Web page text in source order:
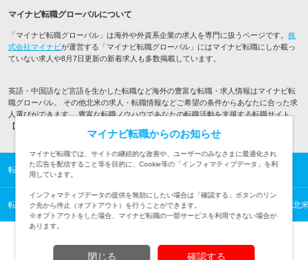
マイナビ転職グローバルについて
「マイナビ転職グローバル」は海外や外資系企業の求人を専門に扱うページです。 株
式会社マイナビが運営する「マイナビ転職グローバル」にはマイナビ転職にしか載っ
ていない求人や8月7日更新の新着求人も多数掲載しています。
英語・中国語など言語を生かした転職など海外の豊富な転職・求人情報はマイナビ転
職グローバル。 その他北米の求人・転職情報などご希望の条件からあなたに合った求
人選びができます。 豊富な転職ノウハウであなたの転職活動を支援する転職サイト
【マイナビ転職】
転職TOP 海外の転職・求人情報TOP その他北米の転職・求人一覧
転職TOP 海外の転職・求人情報TOP 北米の転職・求人情報一覧 その他北
マイナビ転職からのお知らせ
マイナビ転職では、サイトの継続的な改善や、ユーザーのみなさまに最適化され
た広告を配信すること等を目的に、Cookie等の「インフォマティブデータ」を利
用しています。
インフォマティブデータの提供を無効にしたい場合は「確認する」ボタンのリン
ク先から停止（オプトアウト）を行うことができます。
※オプトアウトをした場合、マイナビ転職の一部サービスを利用できない場合が
あります。
閉じる 確認する